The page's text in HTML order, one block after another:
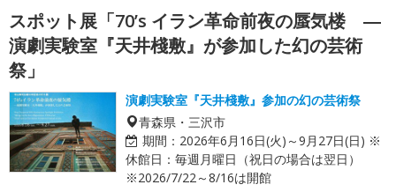
スポット展「70’s イラン革命前夜の蜃気楼 ―
演劇実験室『天井棧敷』が参加した幻の芸術
祭」
演劇実験室『天井棧敷』参加の幻の芸術祭
青森県・三沢市
期間： 2026年6月16日(火)～9月27日(日) ※
休館日：毎週月曜日（祝日の場合は翌日）
※2026/7/22～8/16は開館